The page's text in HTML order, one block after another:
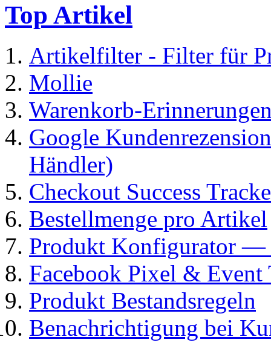
Top Artikel
Artikelfilter - Filter für
Mollie
Warenkorb-
Google
Händler)
Checkout Success
Bestellmenge pro Artikel
Produkt Konfigurator —
Facebook Pixel & Event
Produkt Bestandsregeln
Benachrichtigung bei